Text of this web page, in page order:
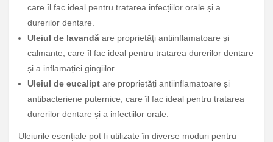
care îl fac ideal pentru tratarea infecțiilor orale și a
durerilor dentare.
Uleiul de lavandă are proprietăți antiinflamatoare și
calmante, care îl fac ideal pentru tratarea durerilor dentare
și a inflamației gingiilor.
Uleiul de eucalipt are proprietăți antiinflamatoare și
antibacteriene puternice, care îl fac ideal pentru tratarea
durerilor dentare și a infecțiilor orale.
Uleiurile esențiale pot fi utilizate în diverse moduri pentru